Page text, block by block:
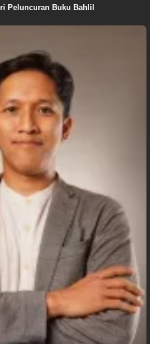
Peluncuran Buku Bahlil